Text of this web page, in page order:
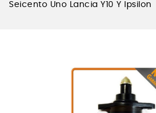
Seicento Uno Lancia Y10 Y Ipsilon